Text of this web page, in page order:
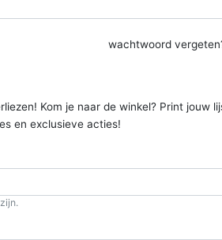
wachtwoord
Kom je naar de winkel? Print jouw
en exclusieve acties!